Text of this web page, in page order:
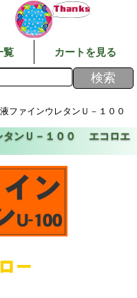
覧 カートを見る
ファインウレタンＵ－１００